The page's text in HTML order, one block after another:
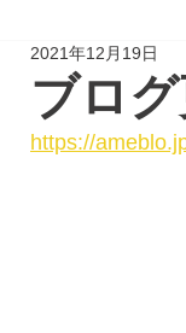
バイク（在庫車）
ブロ
2021年12月19日
https://